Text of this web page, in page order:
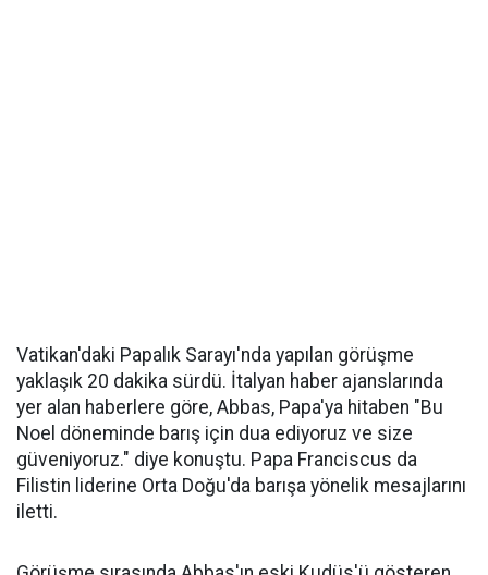
Vatikan'daki Papalık Sarayı'nda yapılan görüşme
yaklaşık 20 dakika sürdü. İtalyan haber ajanslarında
yer alan haberlere göre, Abbas, Papa'ya hitaben "Bu
Noel döneminde barış için dua ediyoruz ve size
güveniyoruz." diye konuştu. Papa Franciscus da
Filistin liderine Orta Doğu'da barışa yönelik mesajlarını
iletti.